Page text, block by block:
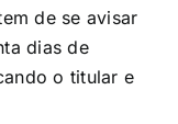
de se avisar
dias de
o titular e